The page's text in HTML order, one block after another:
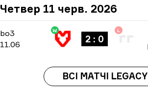
Четвер 11 черв. 2026
bo3
bo3
11.06
W
2 : 0
L
ВСІ МАТЧІ LEGACY